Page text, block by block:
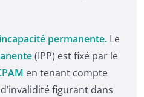
permanente. Le
(IPP) est fixé par le
en tenant compte
figurant dans